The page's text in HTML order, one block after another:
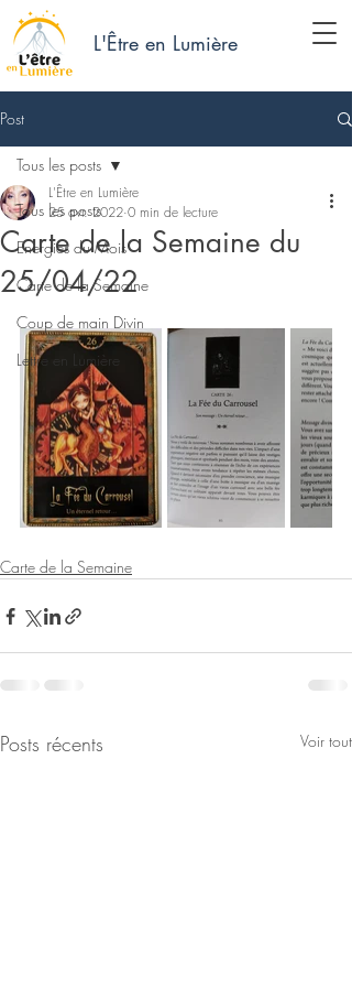
L'Être en Lumière
Post
Tous les posts
Energies du Mois
Carte de la Semaine
Coup de main Divin
Lettre en Lumière
Tous les posts
Carte de la Semaine du
25/04/22
L'Être en Lumière
25 avr. 2022 0 min de lecture
Carte de la Semaine
Posts récents Voir tout